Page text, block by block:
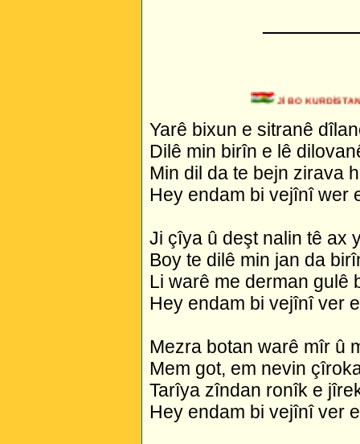
Jİ BO KURDİSTAN
Yarê bixun e sitranê
Dilê min birîn e lê
Min dil da te bejn zirava
Hey endam bi vejînî wer
Ji çîya û deşt nalin tê ax
Boy te dilê min jan da
Li warê me derman gulê
Hey endam bi vejînî ver
Mezra botan warê mîr û
Mem got, em nevin
Tarîya zîndan ronîk e
Hey endam bi vejînî ver